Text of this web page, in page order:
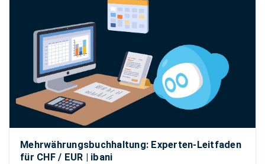
Mehrwährungsbuchhaltung: Experten-Leitfaden
für CHF / EUR | ibani